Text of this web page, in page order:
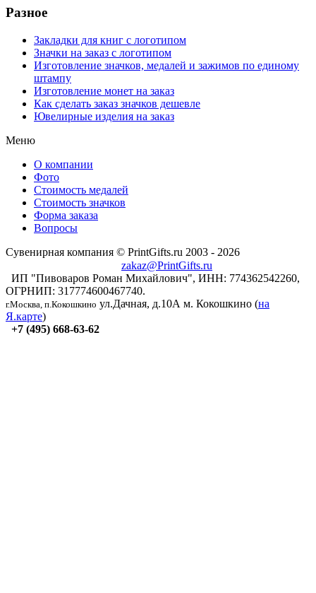
Разное
Закладки для книг с логотипом
Значки на заказ с логотипом
Изготовление значков, медалей и зажимов по единому
штампу
Изготовление монет на заказ
Как сделать заказ значков дешевле
Ювелирные изделия на заказ
Меню
О компании
Фото
Стоимость медалей
Стоимость значков
Форма заказа
Вопросы
Сувенирная компания © PrintGifts.ru 2003 - 2026
zakaz@PrintGifts.ru
ИП "Пивоваров Роман Михайлович", ИНН: 774362542260,
ОГРНИП: 317774600467740.
г.Москва, п.Кокошкино ул.Дачная, д.10А м. Кокошкино (на
Я.карте)
+7 (495) 668-63-62